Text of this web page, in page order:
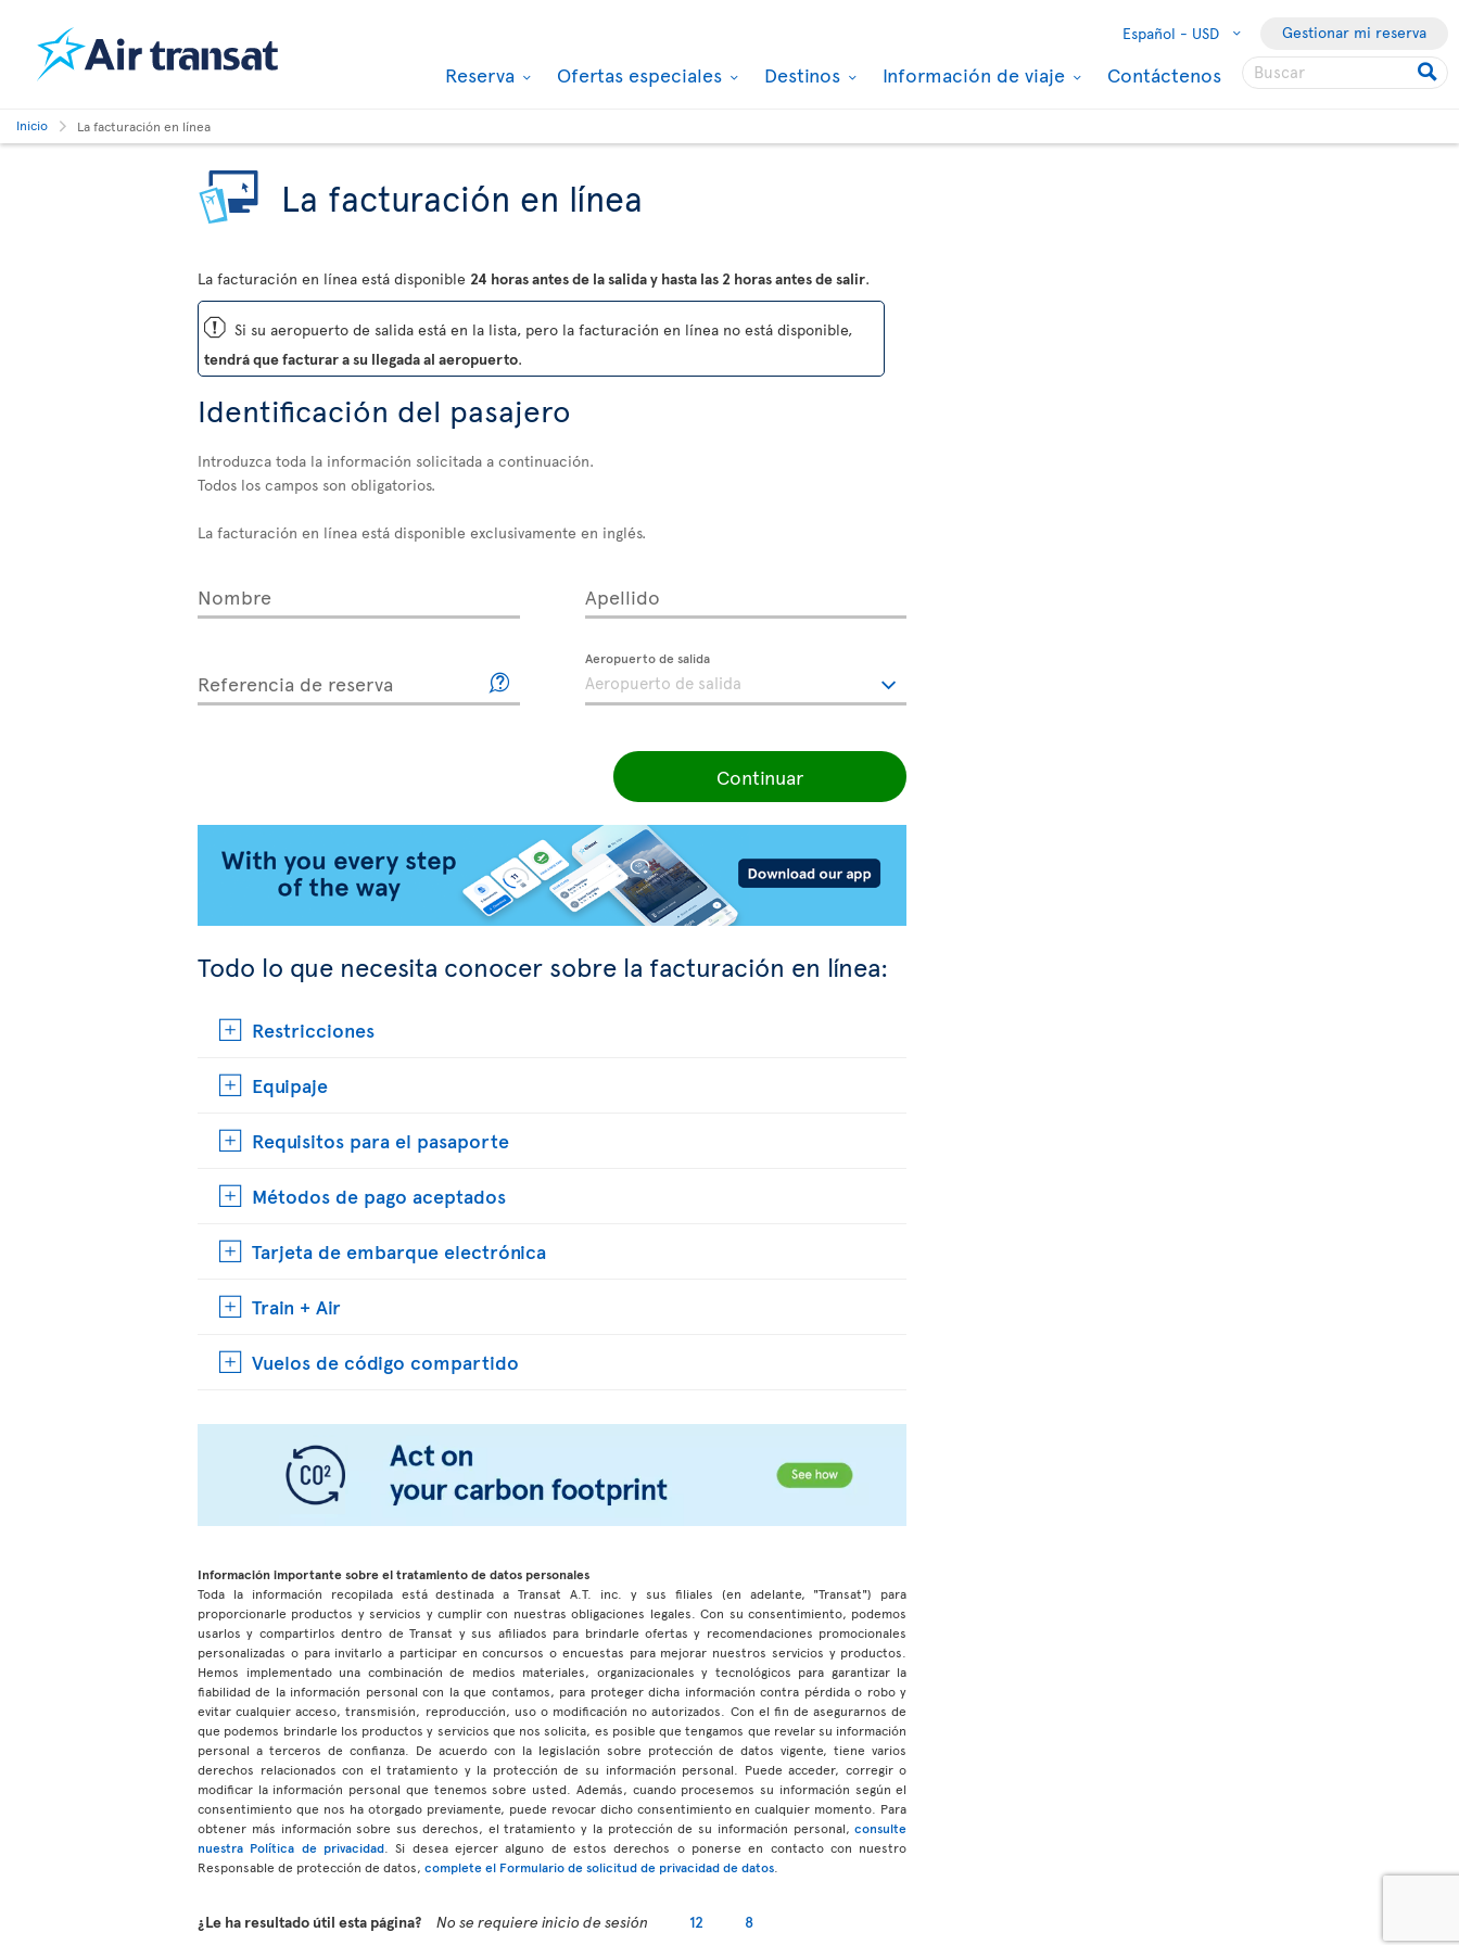
Español - USD Gestionar mi reserva
Reserva Ofertas especiales Destinos Información de viaje Contáctenos
Inicio La facturación en línea
La facturación en línea
La facturación en línea está disponible 24 horas antes de la salida y hasta las 2 horas antes de salir.
ü Si su aeropuerto de salida está en la lista, pero la facturación en línea no está disponible,
tendrá que facturar a su llegada al aeropuerto.
Identificación del pasajero
Introduzca toda la información solicitada a continuación.
Todos los campos son obligatorios.
La facturación en línea está disponible exclusivamente en inglés.
Nombre Apellido
Referencia de reserva
Aeropuerto de salida
Continuar
Todo lo que necesita conocer sobre la facturación en línea:
Restricciones
Equipaje
Requisitos para el pasaporte
Métodos de pago aceptados
Tarjeta de embarque electrónica
Train + Air
Vuelos de código compartido
Información importante sobre el tratamiento de datos personales
Toda la información recopilada está destinada a Transat A.T. inc. y sus filiales (en adelante, "Transat") para
proporcionarle productos y servicios y cumplir con nuestras obligaciones legales. Con su consentimiento, podemos
usarlos y compartirlos dentro de Transat y sus afiliados para brindarle ofertas y recomendaciones promocionales
personalizadas o para invitarlo a participar en concursos o encuestas para mejorar nuestros servicios y productos.
Hemos implementado una combinación de medios materiales, organizacionales y tecnológicos para garantizar la
fiabilidad de la información personal con la que contamos, para proteger dicha información contra pérdida o robo y
evitar cualquier acceso, transmisión, reproducción, uso o modificación no autorizados. Con el fin de asegurarnos de
que podemos brindarle los productos y servicios que nos solicita, es posible que tengamos que revelar su información
personal a terceros de confianza. De acuerdo con la legislación sobre protección de datos vigente, tiene varios
derechos relacionados con el tratamiento y la protección de su información personal. Puede acceder, corregir o
modificar la información personal que tenemos sobre usted. Además, cuando procesemos su información según el
consentimiento que nos ha otorgado previamente, puede revocar dicho consentimiento en cualquier momento. Para
obtener más información sobre sus derechos, el tratamiento y la protección de su información personal,consulte
nuestra Política de privacidad . Si desea ejercer alguno de estos derechos o ponerse en contacto con nuestro
Responsable de protección de datos, complete el Formulario de solicitud de privacidad de datos
¿Le ha resultado útil esta página? No se requiere inicio de sesión 12 8